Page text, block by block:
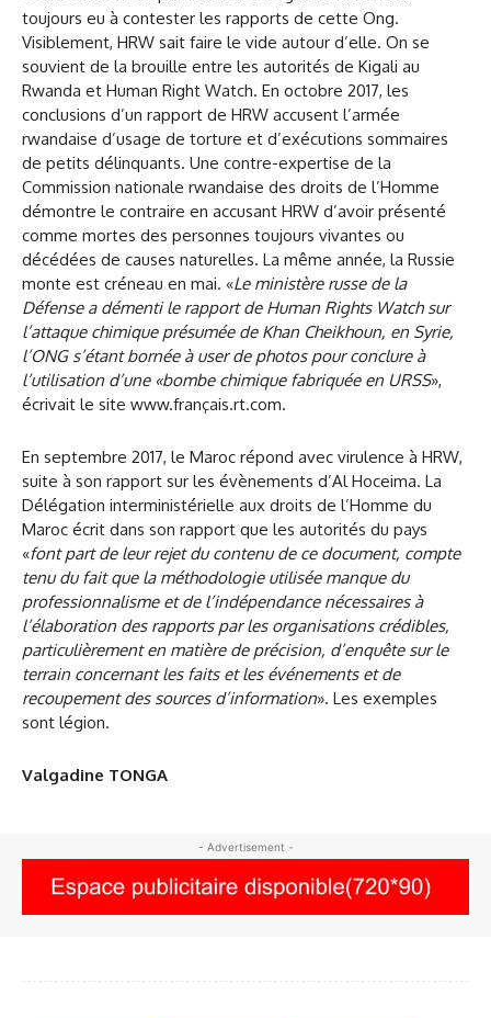
toujours eu à contester les rapports de cette Ong.
Visiblement, HRW sait faire le vide autour d’elle. On se
souvient de la brouille entre les autorités de Kigali au
Rwanda et Human Right Watch. En octobre 2017, les
conclusions d’un rapport de HRW accusent l’armée
rwandaise d’usage de torture et d’exécutions sommaires
de petits délinquants. Une contre-expertise de la
Commission nationale rwandaise des droits de l’Homme
démontre le contraire en accusant HRW d’avoir présenté
comme mortes des personnes toujours vivantes ou
décédées de causes naturelles. La même année, la Russie
monte est créneau en mai. «Le ministère russe de la
Défense a démenti le rapport de Human Rights Watch sur
l’attaque chimique présumée de Khan Cheikhoun, en Syrie,
l’ONG s’étant bornée à user de photos pour conclure à
l’utilisation d’une «bombe chimique fabriquée en URSS»,
écrivait le site www.français.rt.com.
En septembre 2017, le Maroc répond avec virulence à HRW,
suite à son rapport sur les évènements d’Al Hoceima. La
Délégation interministérielle aux droits de l’Homme du
Maroc écrit dans son rapport que les autorités du pays
«font part de leur rejet du contenu de ce document, compte
tenu du fait que la méthodologie utilisée manque du
professionnalisme et de l’indépendance nécessaires à
l’élaboration des rapports par les organisations crédibles,
particulièrement en matière de précision, d’enquête sur le
terrain concernant les faits et les événements et de
recoupement des sources d’information». Les exemples
sont légion.
Valgadine TONGA
- Advertisement -